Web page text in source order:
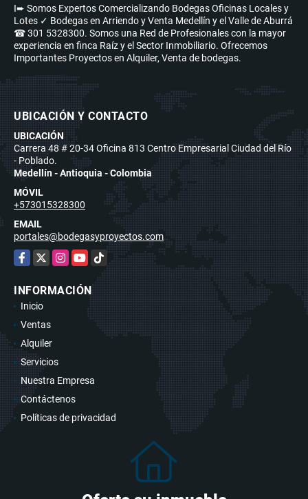
I➨ Somos Expertos Comercializando Bodegas Oficinas Locales y
Lotes ✓ Bodegas en Arriendo y Venta Medellín y el Valle de Aburrá
☎ 301 5328300. Somos una Red de Profesionales con la mayor
experiencia en finca Raíz y el Sector Inmobiliario. Ofrecemos
Importantes Proyectos en Alquiler, Venta de bodegas.
UBICACIÓN Y CONTACTO
UBICACIÓN
Carrera 48 # 20-34 Oficina 813 Centro Empresarial Ciudad del Río
- Poblado.
Medellín - Antioquia - Colombia
MÓVIL
+573015328300
EMAIL
portales@bodegasyproyectos.com
Facebook
X Instagram
YouTubeTikTok
INFORMACIÓN
Inicio
Ventas
Alquiler
Servicios
Nuestra Empresa
Contáctenos
Políticas de privacidad